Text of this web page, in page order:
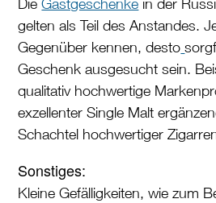
DieGastgeschenke in der
gelten als Teil des Anstandes.
Gegenüber kennen, desto
Geschenk ausgesucht sein.
qualitativ hochwertige
exzellenter Single Malt
Schachtel hochwertiger
Sonstiges:
Kleine Gefälligkeiten, wie zum